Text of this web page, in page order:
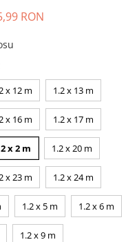
RON
x 12 m 1.2 x 13 m
x 16 m 1.2 x 17 m
x 2 m 1.2 x 20 m
x 23 m 1.2 x 24 m
1.2 x 5 m 1.2 x 6 m
1.2 x 9 m